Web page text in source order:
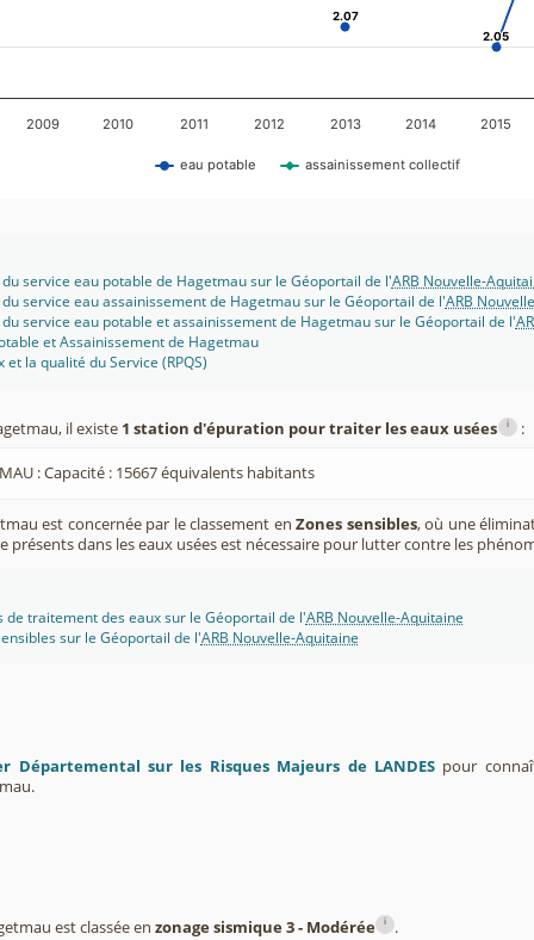
2.07
2.07
2.05
2.05
eau potable assainissement collectif
2009 2010 2011 2012 2013 2014 2015
service eau potable de Hagetmau sur le Géoportail de l'ARB Nouvelle-
service eau assainissement de Hagetmau sur le Géoportail de l'ARB
service eau potable et assainissement de Hagetmau sur le Géoportail de l'
et Assainissement de Hagetmau
la qualité du Service (RPQS)
il existe 1 station d'épuration pour traiter les eaux usées i :
: Capacité : 15667 équivalents habitants
est concernée par le classement en Zones sensibles, où une
présents dans les eaux usées est nécessaire pour lutter contre les
de traitement des eaux sur le Géoportail de l'ARB Nouvelle-Aquitaine
sur le Géoportail de l'ARB Nouvelle-Aquitaine
Départemental sur les Risques Majeurs de LANDESpour
est classée en zonage sismique 3 - Modérée i .